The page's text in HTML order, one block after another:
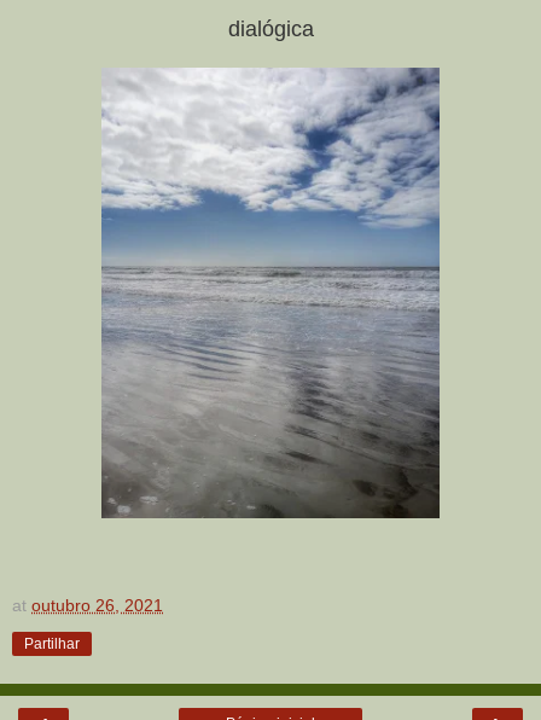
dialógica
at outubro 26, 2021
Partilhar